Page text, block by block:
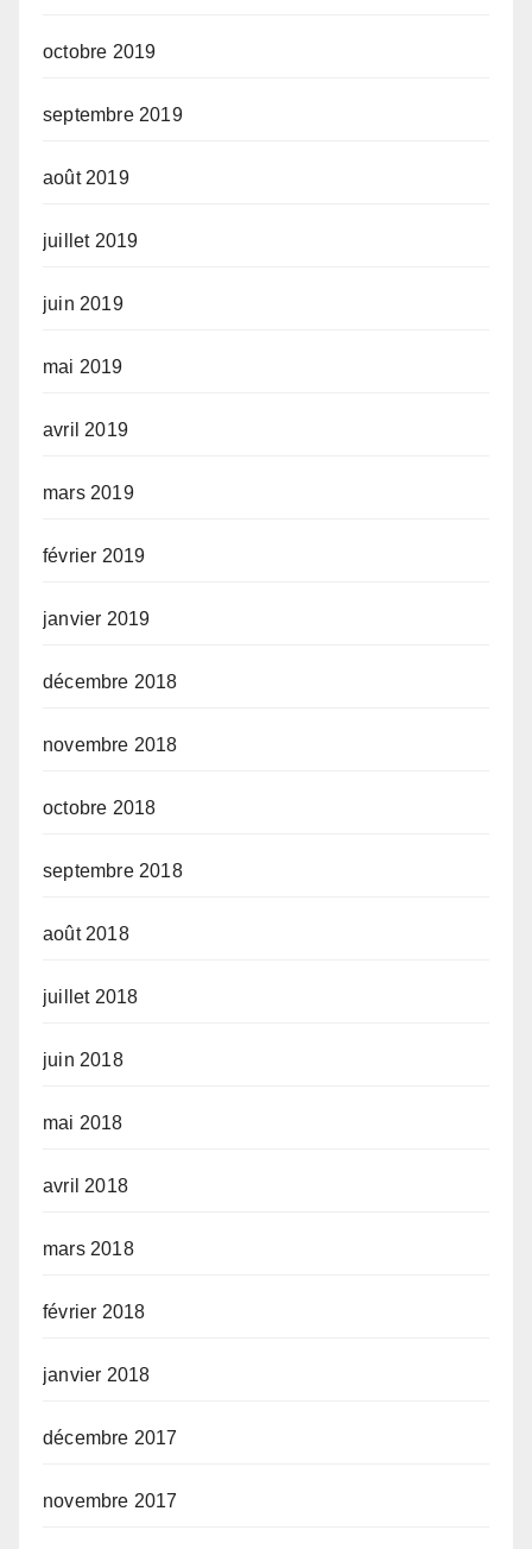
octobre 2019
septembre 2019
août 2019
juillet 2019
juin 2019
mai 2019
avril 2019
mars 2019
février 2019
janvier 2019
décembre 2018
novembre 2018
octobre 2018
septembre 2018
août 2018
juillet 2018
juin 2018
mai 2018
avril 2018
mars 2018
février 2018
janvier 2018
décembre 2017
novembre 2017